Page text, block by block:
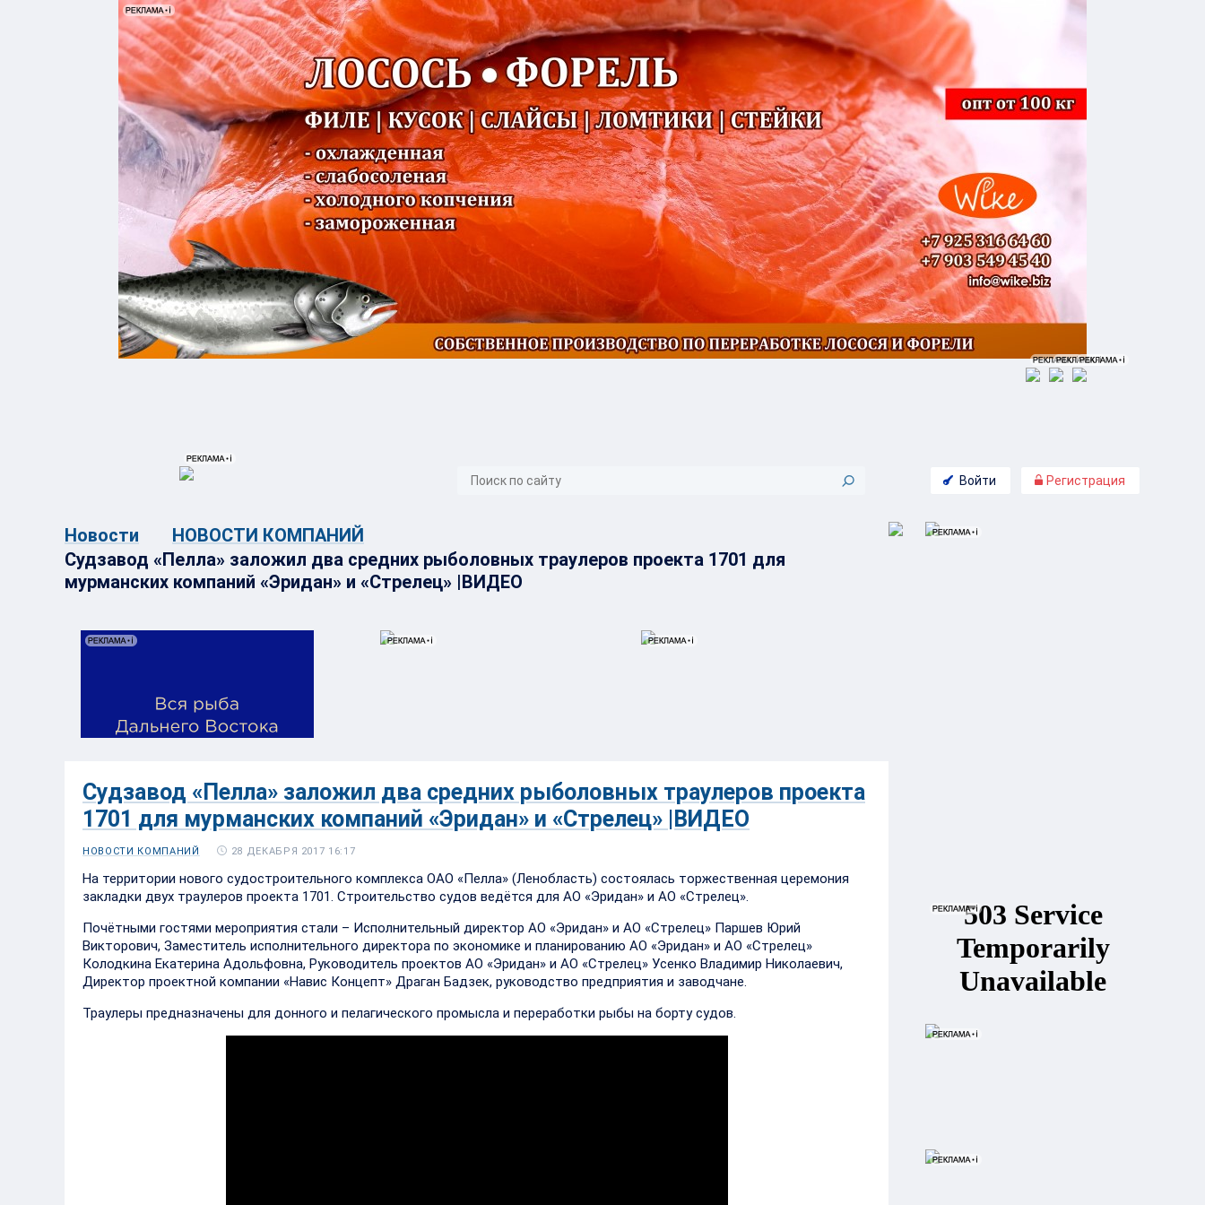
Войти Регистрация
Новости
НОВОСТИ КОМПАНИЙ
Судзавод «Пелла» заложил два средних рыболовных траулеров проекта 1701 для
мурманских компаний «Эридан» и «Стрелец» |ВИДЕО
Судзавод «Пелла» заложил два средних рыболовных траулеров проекта
1701 для мурманских компаний «Эридан» и «Стрелец» |ВИДЕО
НОВОСТИ КОМПАНИЙ 28 ДЕКАБРЯ 2017 16:17
На территории нового судостроительного комплекса ОАО «Пелла» (Ленобласть) состоялась торжественная церемония
закладки двух траулеров проекта 1701. Строительство судов ведётся для АО «Эридан» и АО «Стрелец».
Почётными гостями мероприятия стали – Исполнительный директор АО «Эридан» и АО «Стрелец» Паршев Юрий
Викторович, Заместитель исполнительного директора по экономике и планированию АО «Эридан» и АО «Стрелец»
Колодкина Екатерина Адольфовна, Руководитель проектов АО «Эридан» и АО «Стрелец» Усенко Владимир Николаевич,
Директор проектной компании «Навис Концепт» Драган Бадзек, руководство предприятия и заводчане.
Траулеры предназначены для донного и пелагического промысла и переработки рыбы на борту судов.